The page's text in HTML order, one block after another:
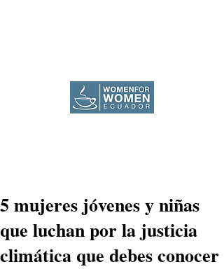
5 mujeres jóvenes y niñas
que luchan por la justicia
climática que debes conocer